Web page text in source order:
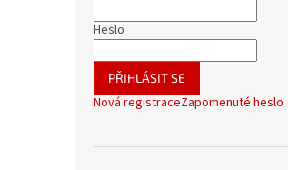
Heslo
PŘIHLÁSIT SE
Nová registraceZapomenuté heslo